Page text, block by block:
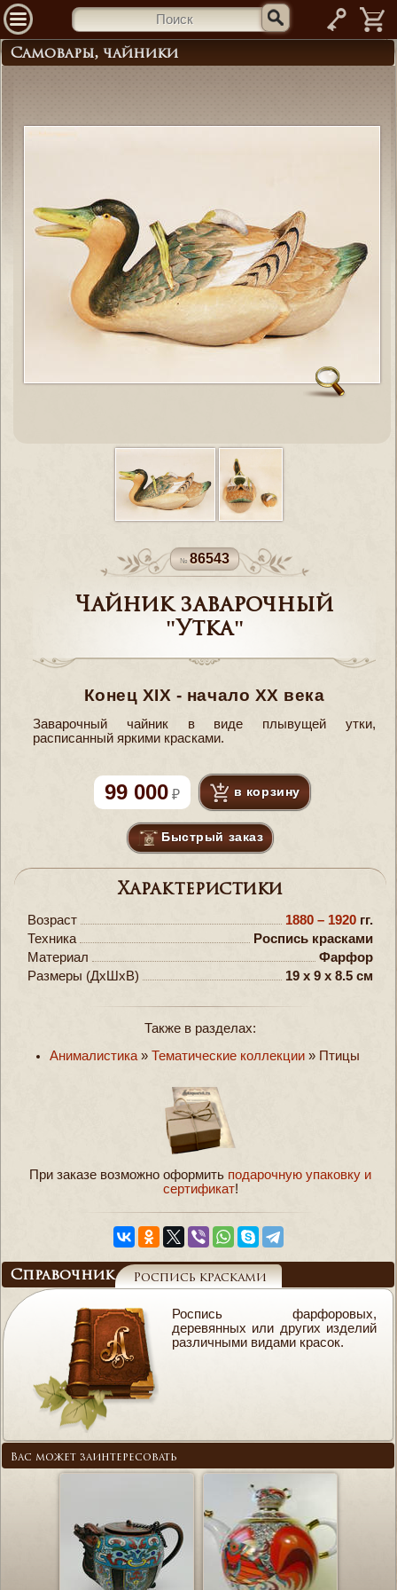
—
Самовары, чайники
86543
Чайник заварочный
"Утка"
Конец XIX - начало ХХ века
Заварочный чайник в виде плывущей утки,
расписанный яркими красками.
99 000 в корзину
Быстрый заказ
Характеристики
Возраст 1880 – 1920 гг.
Техника
Роспись красками
Материал
Фарфор
Размеры (ДxШxВ)
19 x 9 x 8.5 см
Также в разделах:
Анималистика » Тематические коллекции » Птицы
При заказе возможно оформить подарочную упаковку и
сертификат!
Справочник Роспись красками
Роспись фарфоровых,
деревянных или других изделий
различными видами красок.
Вас может заинтересовать